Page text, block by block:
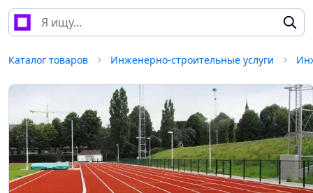
Каталог товаров Инженерно-строительные услуги